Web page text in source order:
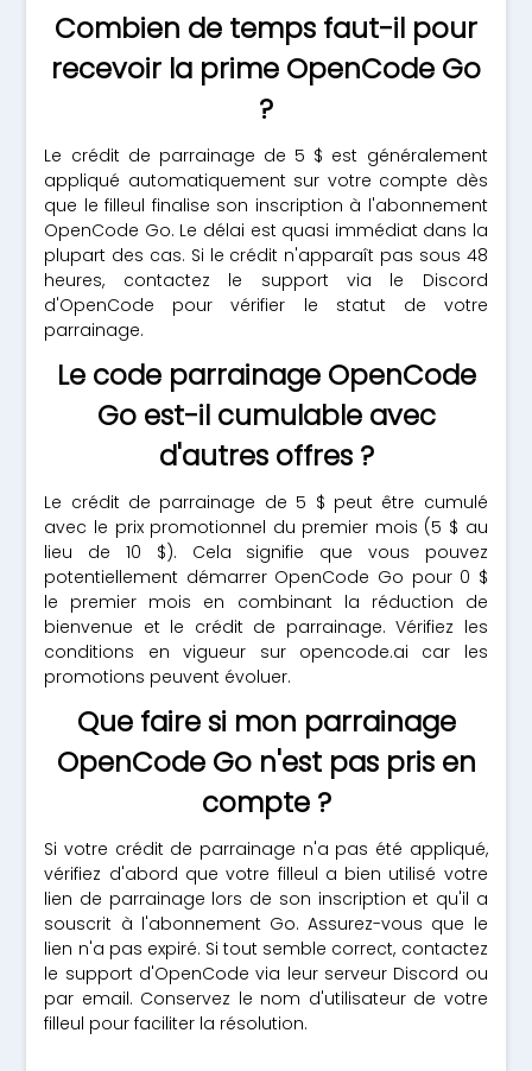
Combien de temps faut-il pour
recevoir la prime OpenCode Go
?
Le crédit de parrainage de 5 $ est généralement
appliqué automatiquement sur votre compte dès
que le filleul finalise son inscription à l'abonnement
OpenCode Go. Le délai est quasi immédiat dans la
plupart des cas. Si le crédit n'apparaît pas sous 48
heures, contactez le support via le Discord
d'OpenCode pour vérifier le statut de votre
parrainage.
Le code parrainage OpenCode
Go est-il cumulable avec
d'autres offres ?
Le crédit de parrainage de 5 $ peut être cumulé
avec le prix promotionnel du premier mois (5 $ au
lieu de 10 $). Cela signifie que vous pouvez
potentiellement démarrer OpenCode Go pour 0 $
le premier mois en combinant la réduction de
bienvenue et le crédit de parrainage. Vérifiez les
conditions en vigueur sur opencode.ai car les
promotions peuvent évoluer.
Que faire si mon parrainage
OpenCode Go n'est pas pris en
compte ?
Si votre crédit de parrainage n'a pas été appliqué,
vérifiez d'abord que votre filleul a bien utilisé votre
lien de parrainage lors de son inscription et qu'il a
souscrit à l'abonnement Go. Assurez-vous que le
lien n'a pas expiré. Si tout semble correct, contactez
le support d'OpenCode via leur serveur Discord ou
par email. Conservez le nom d'utilisateur de votre
filleul pour faciliter la résolution.